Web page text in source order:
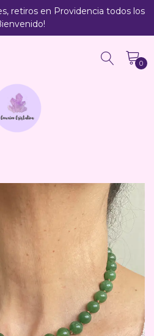
retiros en Providencia todos los
0